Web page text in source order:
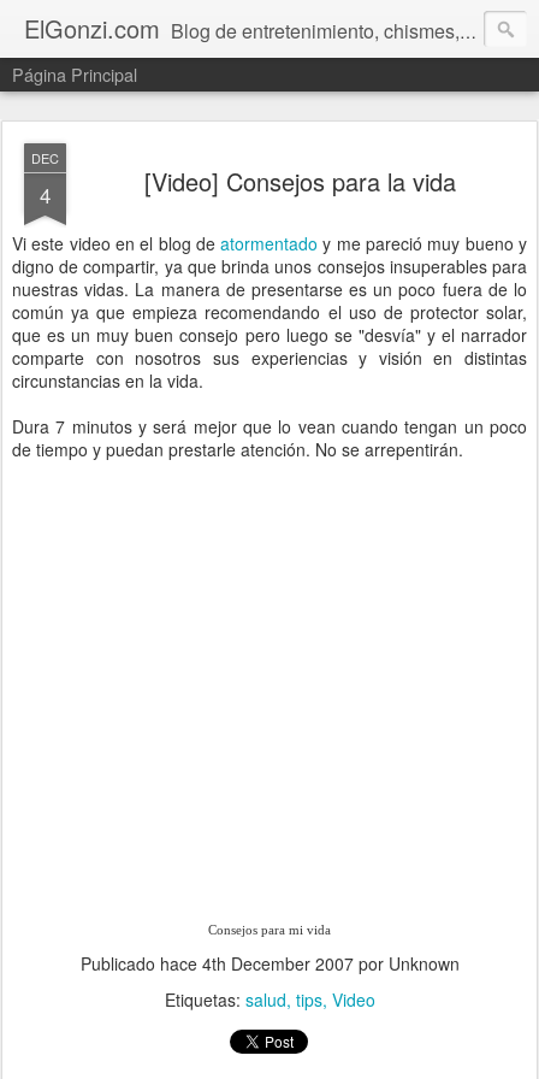
ElGonzi.com Blog de entretenimiento, chismes, humor, farándula, curiosidades, ovnis, noticias calientes, fotos, videos, paranormal y ¡más!
Página Principal
DEC
4 [Video] Consejos para la vida
Vi este video en el blog deatormentado y me pareció muy bueno y
digno de compartir, ya que brinda unos consejos insuperables para
nuestras vidas. La manera de presentarse es un poco fuera de lo
común ya que empieza recomendando el uso de protector solar,
que es un muy buen consejo pero luego se "desvía" y el narrador
comparte con nosotros sus experiencias y visión en distintas
circunstancias en la vida.
Dura 7 minutos y será mejor que lo vean cuando tengan un poco
de tiempo y puedan prestarle atención. No se arrepentirán.
Consejos para mi vida
Publicado hace 4th December 2007por Unknown
Etiquetas: salud tips Video